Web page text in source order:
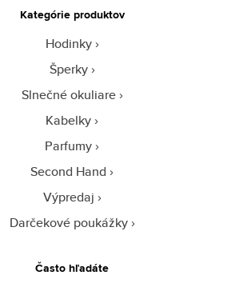
Kategórie produktov
Hodinky
Šperky
Slnečné okuliare
Kabelky
Parfumy
Second Hand
Výpredaj
Darčekové poukážky
Často hľadáte